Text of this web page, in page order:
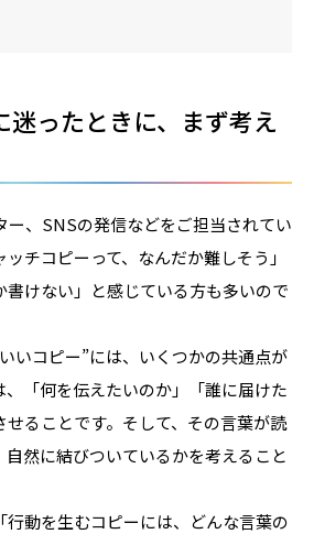
迷ったときに、まず考え
ー、SNSの発信などをご担当されてい
チコピーって、なんだか難しそう」
書けない」と感じている方も多いので
いコピー”には、いくつかの共通点が
、「何を伝えたいのか」「誰に届けた
せることです。そして、その言葉が読
然に結びついているかを考えること
行動を生むコピーには、どんな言葉の